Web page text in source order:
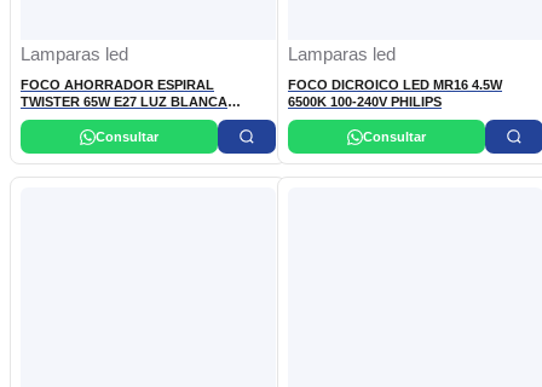
Lamparas led
FOCO AHORRADOR ESPIRAL
TWISTER 65W E27 LUZ BLANCA
PHILIPS
Consultar
Lamparas led
FOCO DICROICO LED MR16 4.5W
6500K 100-240V PHILIPS
Consultar